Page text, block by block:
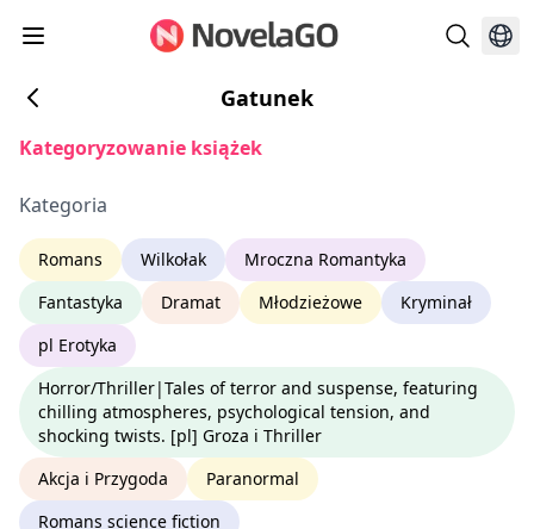
Gatunek
Kategoryzowanie książek
Kategoria
Romans Wilkołak
Mroczna Romantyka
Fantastyka
Dramat Młodzieżowe
Kryminał
pl Erotyka
Horror/Thriller|Tales of terror and suspense, featuring
chilling atmospheres, psychological tension, and
shocking twists. [pl] Groza i Thriller
Akcja i Przygoda
Paranormal
Romans science fiction